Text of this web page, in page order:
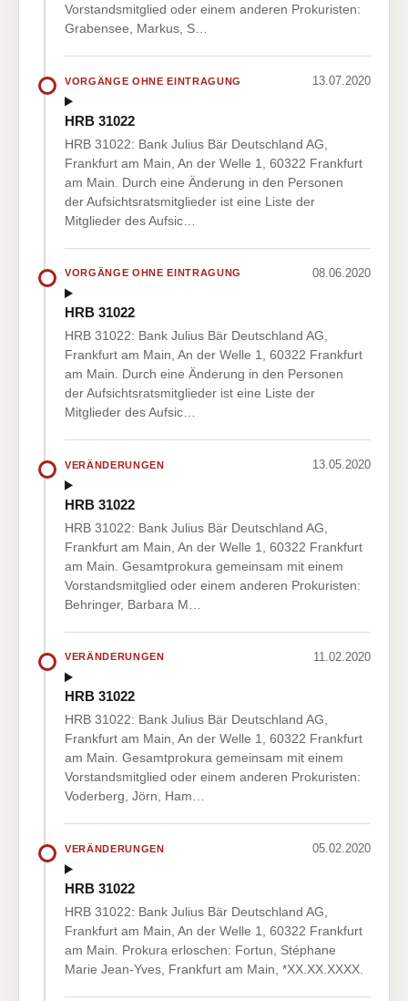
Vorstandsmitglied oder einem anderen Prokuristen:
Grabensee, Markus, S…
VORGÄNGE OHNE EINTRAGUNG 13.07.2020
HRB 31022
HRB 31022: Bank Julius Bär Deutschland AG,
Frankfurt am Main, An der Welle 1, 60322 Frankfurt
am Main. Durch eine Änderung in den Personen
der Aufsichtsratsmitglieder ist eine Liste der
Mitglieder des Aufsic…
VORGÄNGE OHNE EINTRAGUNG 08.06.2020
HRB 31022
HRB 31022: Bank Julius Bär Deutschland AG,
Frankfurt am Main, An der Welle 1, 60322 Frankfurt
am Main. Durch eine Änderung in den Personen
der Aufsichtsratsmitglieder ist eine Liste der
Mitglieder des Aufsic…
VERÄNDERUNGEN 13.05.2020
HRB 31022
HRB 31022: Bank Julius Bär Deutschland AG,
Frankfurt am Main, An der Welle 1, 60322 Frankfurt
am Main. Gesamtprokura gemeinsam mit einem
Vorstandsmitglied oder einem anderen Prokuristen:
Behringer, Barbara M…
VERÄNDERUNGEN 11.02.2020
HRB 31022
HRB 31022: Bank Julius Bär Deutschland AG,
Frankfurt am Main, An der Welle 1, 60322 Frankfurt
am Main. Gesamtprokura gemeinsam mit einem
Vorstandsmitglied oder einem anderen Prokuristen:
Voderberg, Jörn, Ham…
VERÄNDERUNGEN 05.02.2020
HRB 31022
HRB 31022: Bank Julius Bär Deutschland AG,
Frankfurt am Main, An der Welle 1, 60322 Frankfurt
am Main. Prokura erloschen: Fortun, Stéphane
Marie Jean-Yves, Frankfurt am Main, *XX.XX.XXXX.